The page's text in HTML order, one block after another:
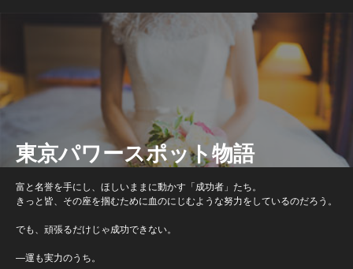
東京パワースポット物語
富と名誉を手にし、ほしいままに動かす「成功者」たち。
きっと皆、その座を掴むために血のにじむような努力をしているのだろう。
でも、頑張るだけじゃ成功できない。
―運も実力のうち。